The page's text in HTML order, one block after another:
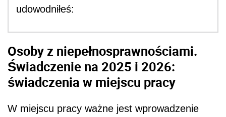
udowodniłeś:
Osoby z niepełnosprawnościami.
Świadczenie na 2025 i 2026:
świadczenia w miejscu pracy
W miejscu pracy ważne jest wprowadzenie